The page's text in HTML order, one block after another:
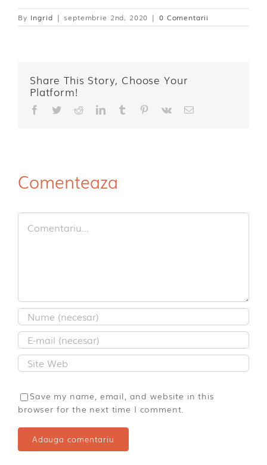
By Ingrid | septembrie 2nd, 2020 | 0 Comentarii
Share This Story, Choose Your
Platform!
Facebook
TwitterRedditLinkedIn
TumblrPinterest
Vk
E-
Comenteaza
Comment
Save my name, email, and website in this
browser for the next time I comment.